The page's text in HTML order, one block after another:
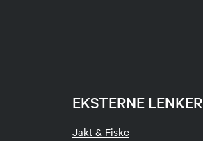
EKSTERNE LENKER
Jakt & Fiske